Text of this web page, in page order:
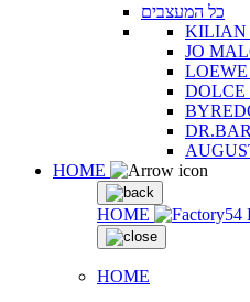
כל המעצבים
KILIAN
JO
LOEWE
HOME
HOME
HOME